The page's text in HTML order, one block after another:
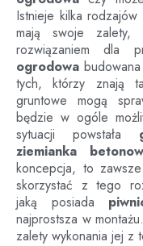
Istnieje kilka
mają swoje zalety,
rozwiązaniem dla
ogrodowa
tych, którzy znają
gruntowe mogą
będzie w ogóle
sytuacji powstała
ziemianka
koncepcja, to
skorzystać z tego
jaką posiada
najprostsza w
zalety wykonania jej z